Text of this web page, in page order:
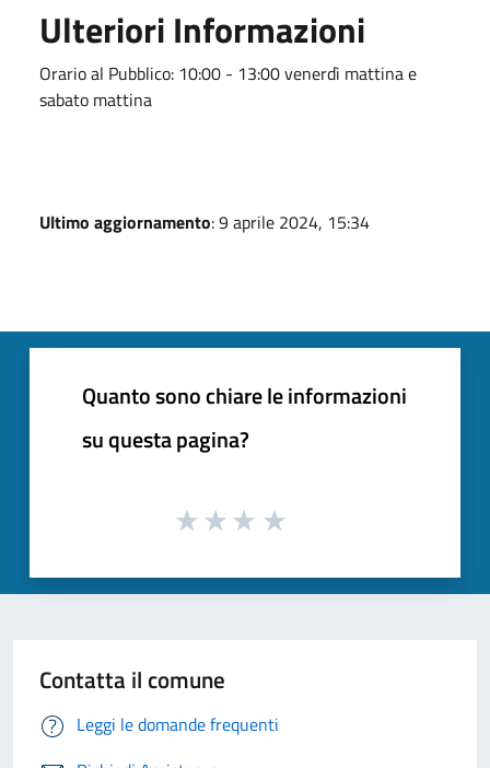
Ulteriori Informazioni
Orario al Pubblico: 10:00 - 13:00 venerdì mattina e
sabato mattina
Ultimo aggiornamento: 9 aprile 2024, 15:34
Quanto sono chiare le informazioni
su questa pagina?
Contatta il comune
Leggi le domande frequenti